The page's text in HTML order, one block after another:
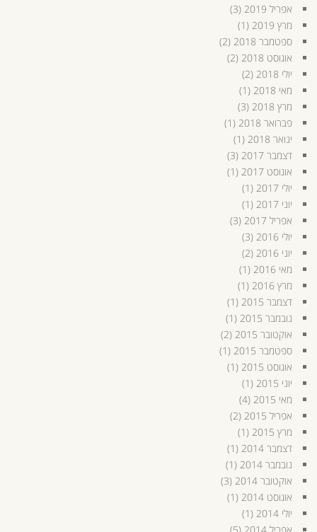
אפריל 2019
(3)
מרץ 2019
(1)
ספטמבר 2018
(2)
אוגוסט 2018
(2)
יולי 2018
(2)
מאי 2018
(1)
מרץ 2018
(3)
פברואר 2018
(1)
ינואר 2018
(1)
דצמבר 2017
(3)
אוגוסט 2017
(1)
יולי 2017
(1)
יוני 2017
(1)
אפריל 2017
(3)
יולי 2016
(3)
יוני 2016
(2)
מאי 2016
(1)
מרץ 2016
(1)
דצמבר 2015
(1)
נובמבר 2015
(1)
אוקטובר 2015
(2)
ספטמבר 2015
(1)
אוגוסט 2015
(1)
יוני 2015
(1)
מאי 2015
(4)
אפריל 2015
(2)
מרץ 2015
(1)
דצמבר 2014
(1)
נובמבר 2014
(1)
אוקטובר 2014
(3)
אוגוסט 2014
(1)
יולי 2014
(1)